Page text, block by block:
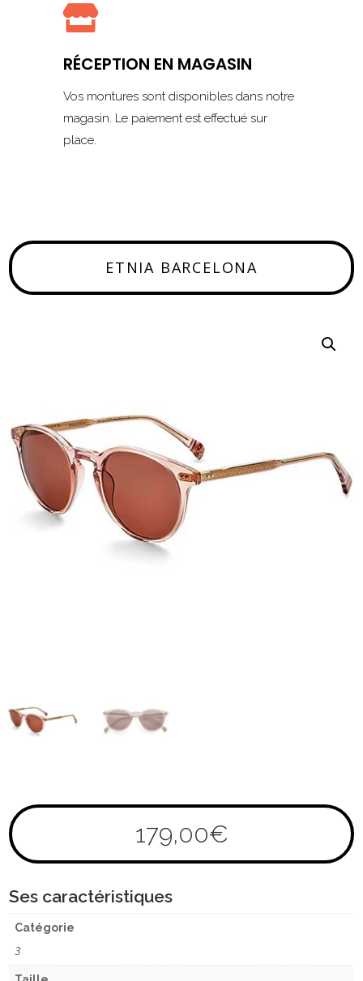

RÉCEPTION EN MAGASIN
Vos montures sont disponibles dans notre
magasin. Le paiement est effectué sur
place.
ETNIA BARCELONA
179,00€
Ses caractéristiques
Catégorie
3